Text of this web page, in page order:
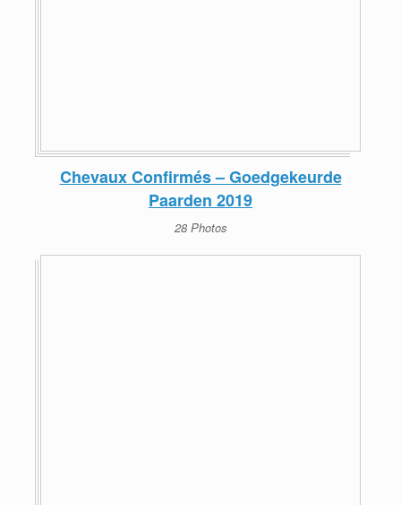
Chevaux Confirmés – Goedgekeurde
Paarden 2019
28 Photos